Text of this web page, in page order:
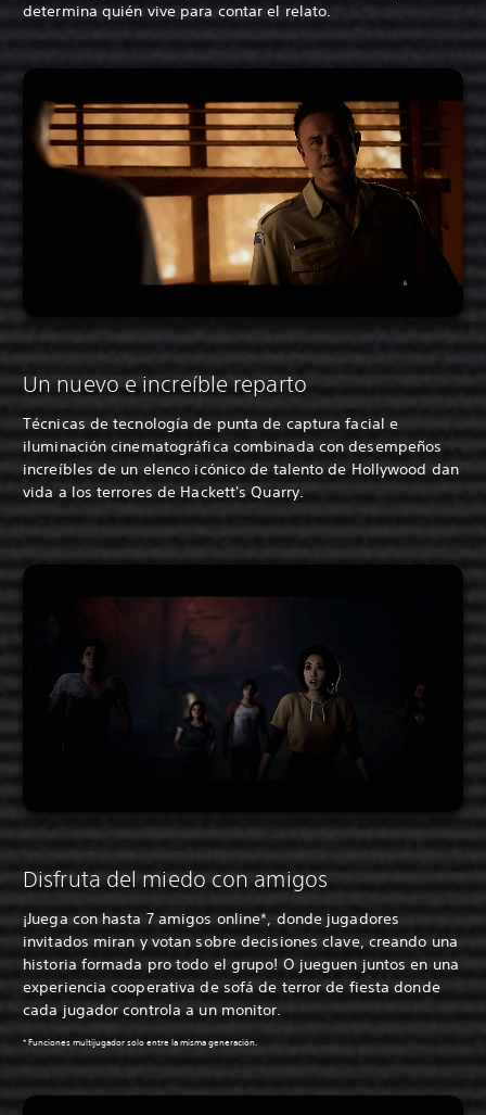
determina quién vive para contar el relato.
Un nuevo e increíble reparto
Técnicas de tecnología de punta de captura facial e
iluminación cinematográfica combinada con desempeños
increíbles de un elenco icónico de talento de Hollywood dan
vida a los terrores de Hackett's Quarry.
Disfruta del miedo con amigos
¡Juega con hasta 7 amigos online*, donde jugadores
invitados miran y votan sobre decisiones clave, creando una
historia formada pro todo el grupo! O jueguen juntos en una
experiencia cooperativa de sofá de terror de fiesta donde
cada jugador controla a un monitor.
* Funciones multijugador solo entre la misma generación.